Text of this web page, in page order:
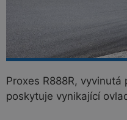
Proxes R888R, vyvinutá
poskytuje vynikající